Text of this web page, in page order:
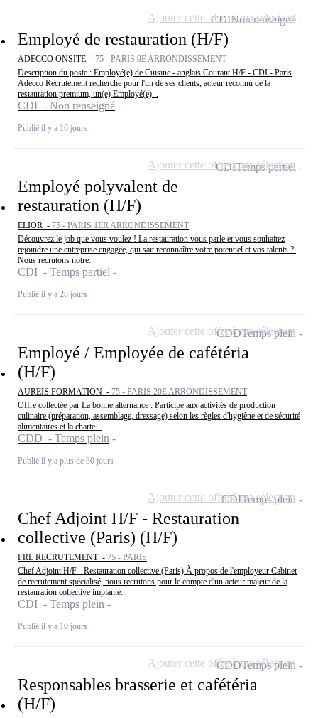
Employé de restauration (H/F)
ADECCO ONSITE - 75 - PARIS 9E ARRONDISSEMENT
Description du poste : Employé(e) de Cuisine - anglais Courant H/F - CDI - Paris
Adecco Recrutement recherche pour l'un de ses clients, acteur reconnu de la
restauration premium, un(e) Employé(e)...
CDI - Non renseigné
Publié il y a 16 jours
CDINon renseigné
Ajouter cette offre à ma sélection
Employé polyvalent de
restauration (H/F)
ELIOR - 75 - PARIS 1ER ARRONDISSEMENT
Découvrez le job que vous voulez ! La restauration vous parle et vous souhaitez
rejoindre une entreprise engagée, qui sait reconnaître votre potentiel et vos talents ?
Nous recrutons notre...
CDI - Temps partiel
Publié il y a 28 jours
CDITemps partiel
Ajouter cette offre à ma sélection
Employé / Employée de cafétéria
(H/F)
AUREIS FORMATION - 75 - PARIS 20E ARRONDISSEMENT
Offre collectée par La bonne alternance : Participe aux activités de production
culinaire (préparation, assemblage, dressage) selon les règles d'hygiène et de sécurité
alimentaires et la charte...
CDD - Temps plein
Publié il y a plus de 30 jours
CDDTemps plein
Ajouter cette offre à ma sélection
Chef Adjoint H/F - Restauration
collective (Paris) (H/F)
FRL RECRUTEMENT - 75 - PARIS
Chef Adjoint H/F - Restauration collective (Paris) À propos de l'employeur Cabinet
de recrutement spécialisé, nous recrutons pour le compte d'un acteur majeur de la
restauration collective implanté...
CDI - Temps plein
Publié il y a 10 jours
CDITemps plein
Ajouter cette offre à ma sélection
Responsables brasserie et cafétéria
(H/F)
CDDTemps plein
Ajouter cette offre à ma sélection